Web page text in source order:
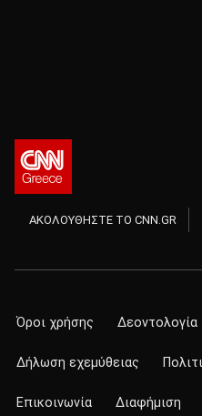
ΑΚΟΛΟΥΘΗΣΤΕ ΤΟ CNN.GR
Όροι χρήσης Δεοντολογία
Δήλωση εχεμύθειας
Επικοινωνία Διαφήμιση